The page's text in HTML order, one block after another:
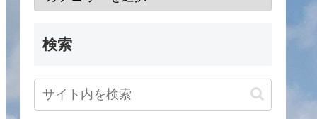
検索